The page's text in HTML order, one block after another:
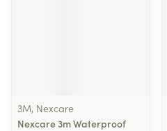
3M, Nexcare
Nexcare 3m Waterproof